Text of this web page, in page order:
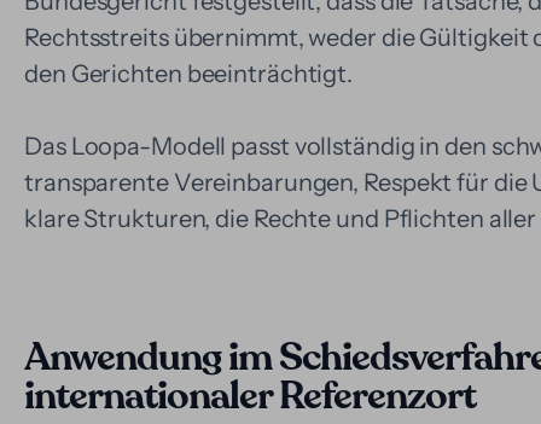
Rechtsstreits übernimmt, weder die Gültigkeit
den Gerichten beeinträchtigt.
Das Loopa-Modell passt vollständig in den
transparente Vereinbarungen, Respekt für die
klare Strukturen, die Rechte und Pflichten
Anwendung im
internationaler Referenzort